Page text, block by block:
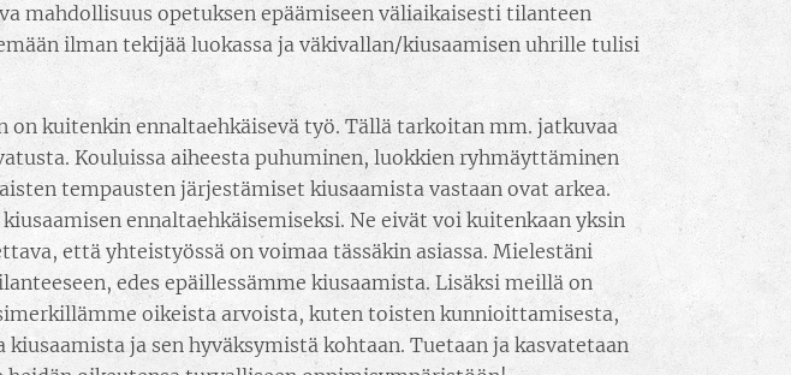
mahdollisuus opetuksen epäämiseen väliaikaisesti tilanteen
ilman tekijää luokassa ja väkivallan/kiusaamisen uhrille tulisi
kuitenkin ennaltaehkäisevä työ. Tällä tarkoitan mm. jatkuvaa
Kouluissa aiheesta puhuminen, luokkien ryhmäyttäminen
tempausten järjestämiset kiusaamista vastaan ovat arkea.
ennaltaehkäisemiseksi. Ne eivät voi kuitenkaan yksin
että yhteistyössä on voimaa tässäkin asiassa. Mielestäni
edes epäillessämme kiusaamista. Lisäksi meillä on
oikeista arvoista, kuten toisten kunnioittamisesta,
ja sen hyväksymistä kohtaan. Tuetaan ja kasvatetaan